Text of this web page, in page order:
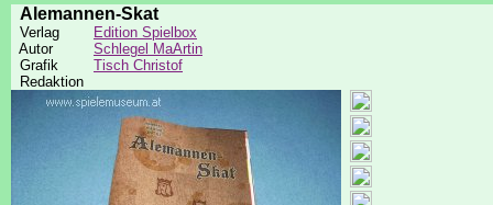
Alemannen-Skat
Verlag
Edition Spielbox
Autor
Schlegel MaArtin
Grafik
Tisch Christof
Redaktion